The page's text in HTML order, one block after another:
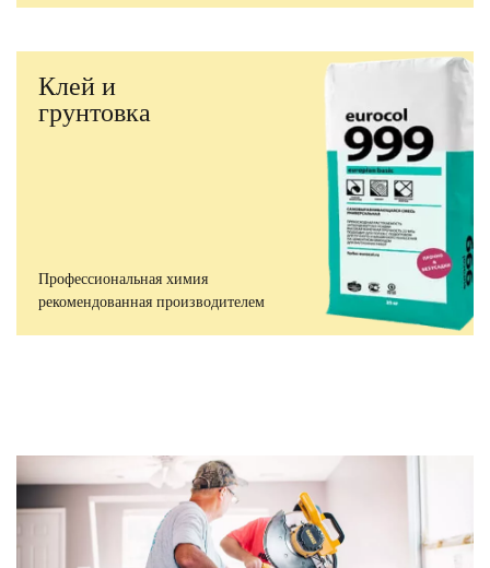
Клей и
грунтовка
Профессиональная химия
рекомендованная производителем